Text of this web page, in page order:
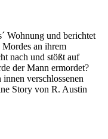
Wohnung und berichtet
Mordes an ihrem
nach und stößt auf
der Mann ermordet?
verschlossenen
Story von R. Austin